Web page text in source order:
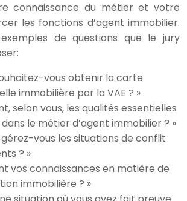
connaissance du métier et votre
les fonctions d’agent immobilier.
de questions que le jury
vous obtenir la carte
immobilière par la VAE ? »
selon vous, les qualités essentielles
le métier d’agent immobilier ? »
vous les situations de conflit
? »
vos connaissances en matière de
immobilière ? »